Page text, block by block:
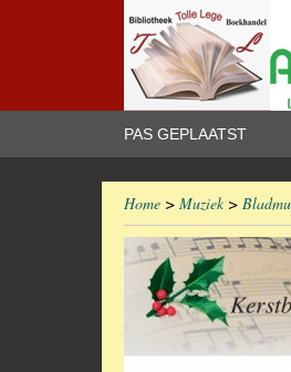
PAS GEPLAATST
Home > Muziek>